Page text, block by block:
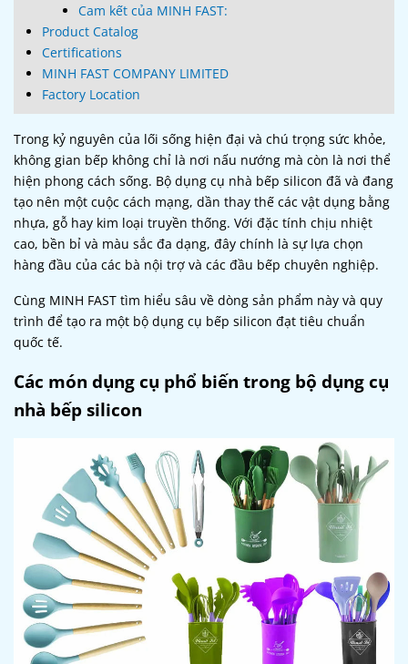
Cam kết của MINH FAST:
Product Catalog
Certifications
MINH FAST COMPANY LIMITED
Factory Location
Trong kỷ nguyên của lối sống hiện đại và chú trọng sức khỏe,
không gian bếp không chỉ là nơi nấu nướng mà còn là nơi thể
hiện phong cách sống. Bộ dụng cụ nhà bếp silicon đã và đang
tạo nên một cuộc cách mạng, dần thay thế các vật dụng bằng
nhựa, gỗ hay kim loại truyền thống. Với đặc tính chịu nhiệt
cao, bền bỉ và màu sắc đa dạng, đây chính là sự lựa chọn
hàng đầu của các bà nội trợ và các đầu bếp chuyên nghiệp.
Cùng MINH FAST tìm hiểu sâu về dòng sản phẩm này và quy
trình để tạo ra một bộ dụng cụ bếp silicon đạt tiêu chuẩn
quốc tế.
Các món dụng cụ phổ biến trong bộ dụng cụ
nhà bếp silicon